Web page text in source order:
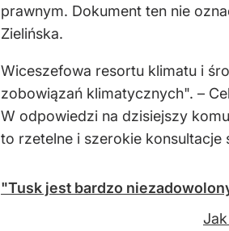
prawnym. Dokument ten nie
Zielińska.
Wiceszefowa resortu klimatu i
zobowiązań klimatycznych". –
W odpowiedzi na dzisiejszy
to rzetelne i szerokie konsultacje
"Tusk jest bardzo